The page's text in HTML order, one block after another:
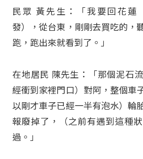
民眾 黃先生：「我要回花蓮
發），從台東，剛剛去買吃的，
跑，跑出來就看到了。」
在地居民 陳先生：「那個泥石
經衝到家裡門口）對阿，整個車
以剛才車子已經一半有泡水）輪
報廢掉了，（之前有遇到這種
過。」